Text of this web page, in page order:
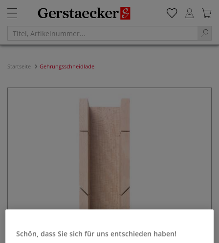
Startseite Gehrungsschneidlade
Schön, dass Sie sich für uns entschieden haben!